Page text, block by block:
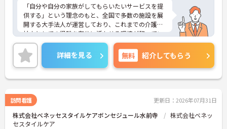
「自分や自分の家族がしてもらいたいサービスを提
供する」という理念のもと、全国で多数の施設を展
開する大手法人が運営しており、これまでの介護福
祉士としての経験を存分に活かせる環境が整ってい
ます。最大の魅力は、専門性を正当に評価する独自
の社内資格「マジ神制度」。認知症ケア等の分野で
認定されると最大月4万円の手当が加算され、確実
な収入アップが可能です。また、スマホでの記録入
力や睡眠センサー等のDX化により、夜間業務などの
象となる年間3万円の医療費補助など大手ならでは
の圧倒的な福利厚生のもと、ケアマネジャーへのス
テップアップ等、介護のプロとして長期的なキャリ
アを築けます。
詳細を見る 無料 紹介してもらう
訪問看護 更新日：2026年07月31日
株式会社ベネッセスタイルケアボンセジュール水前寺
株式会社ベネッ
セスタイルケア